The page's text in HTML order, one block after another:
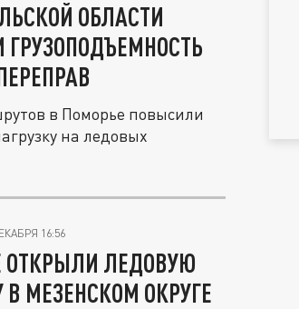
ОБЛАСТИ
в Поморье повысили
на ледовых
16:56
ОТКРЫЛИ ЛЕДОВУЮ
В МЕЗЕНСКОМ ОКРУГЕ